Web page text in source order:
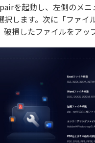
を起動し、左側のメニ
択します。次に「ファイ
破損したファイルをアッ